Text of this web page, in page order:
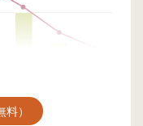
）